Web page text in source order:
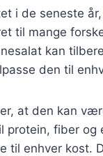
i de seneste
til mange
kan
den til
at den kan
protein, fiber og
til enhver kost.